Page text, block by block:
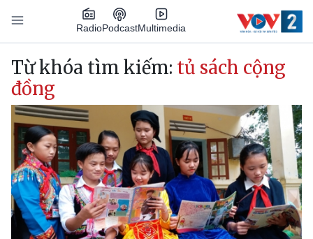
Nhảy đến nội dung
RadioPodcastMultimedia
Main navigation
Từ khóa tìm kiếm: tủ sách cộng
đồng